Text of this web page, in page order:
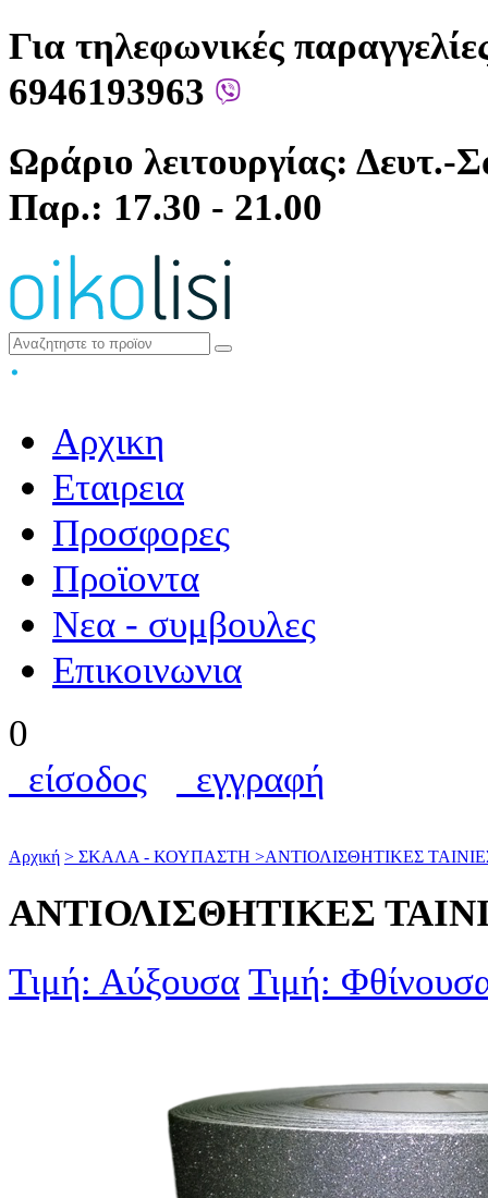
Για τηλεφωνικές
6946193963
Ωράριο λειτουργίας:
Παρ.: 17.30 - 21.00
Αρχικη
Εταιρεια
Προσφορες
Προϊοντα
Nεα - συμβουλες
Επικοινωνια
0
είσοδος
εγγραφή
Αρχική > ΣΚΑΛΑ - ΚΟΥΠΑΣΤΗ >ΑΝΤΙΟΛΙΣΘΗΤΙΚΕΣ
ΑΝΤΙΟΛΙΣΘΗΤΙΚΕΣ
Τιμή: Αύξουσα Τιμή: